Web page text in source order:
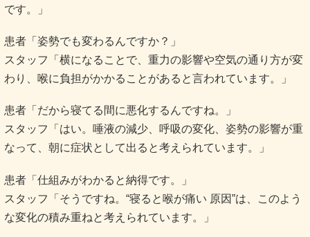
です。」
患者「姿勢でも変わるんですか？」
スタッフ「横になることで、重力の影響や空気の通り方が変
わり、喉に負担がかかることがあると言われています。」
患者「だから寝てる間に悪化するんですね。」
スタッフ「はい。唾液の減少、呼吸の変化、姿勢の影響が重
なって、朝に症状として出ると考えられています。」
患者「仕組みがわかると納得です。」
スタッフ「そうですね。“寝ると喉が痛い 原因”は、このよう
な変化の積み重ねと考えられています。」